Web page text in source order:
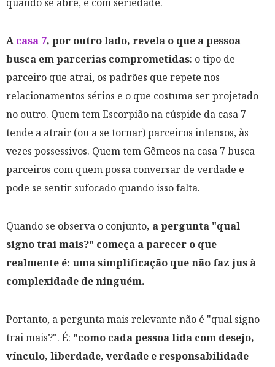
A casa 7, por outro lado, revela o que a pessoa
busca em parcerias comprometidas: o tipo de
parceiro que atrai, os padrões que repete nos
relacionamentos sérios e o que costuma ser projetado
no outro. Quem tem Escorpião na cúspide da casa 7
tende a atrair (ou a se tornar) parceiros intensos, às
vezes possessivos. Quem tem Gêmeos na casa 7 busca
parceiros com quem possa conversar de verdade e
pode se sentir sufocado quando isso falta.
Quando se observa o conjunto, a pergunta "qual
signo trai mais?" começa a parecer o que
realmente é: uma simplificação que não faz jus à
complexidade de ninguém.
Portanto, a pergunta mais relevante não é "qual signo
trai mais?". É: "como cada pessoa lida com desejo,
vínculo, liberdade, verdade e responsabilidade